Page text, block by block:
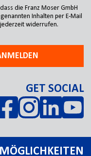
die Franz Moser GmbH
Inhalten per E-Mail
widerrufen.
GET SOCIAL